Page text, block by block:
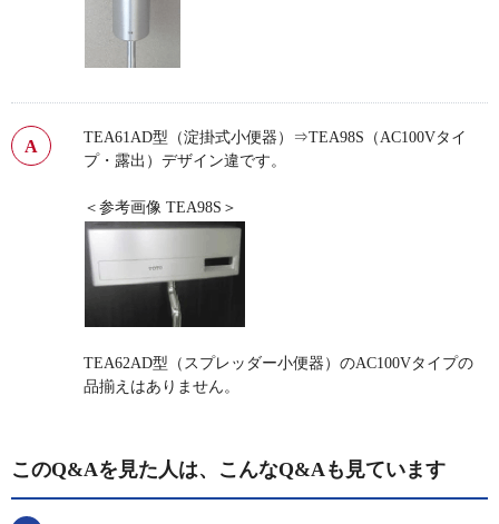
TEA61AD型（淀掛式小便器）⇒TEA98S（AC100Vタイ
プ・露出）デザイン違です。
＜参考画像 TEA98S＞
TEA62AD型（スプレッダー小便器）のAC100Vタイプの
品揃えはありません。
このQ&Aを見た人は、こんなQ&Aも見ています